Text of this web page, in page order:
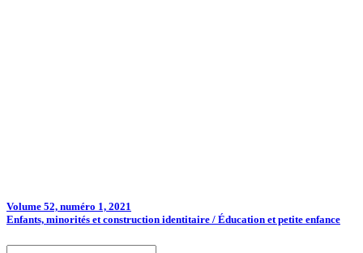
Volume 52, numéro 1, 2021
Enfants, minorités et construction identitaire / Éducation et petite enfance